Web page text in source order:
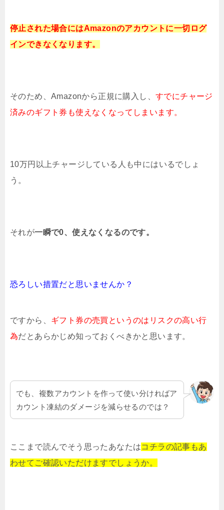
停止された場合にはAmazonのアカウントに一切ログ
インできなくなります。
そのため、Amazonから正規に購入し、 すでにチャージ
済みのギフト券も使えなくなってしまいます。
10万円以上チャージしている人も中にはいるでしょ
う。
それが一瞬で0、使えなくなるのです。
恐ろしい措置だと思いませんか？
ですから、 ギフト券の売買というのは リスクの高い行
為だとあらかじめ知っておくべきかと思います。
でも、複数アカウントを作って使い分ければア
カウント凍結のダメージを減らせるのでは？
ここまで読んでそう思ったあなたはコチラの記事もあ
わせてご確認いただけますでしょうか。